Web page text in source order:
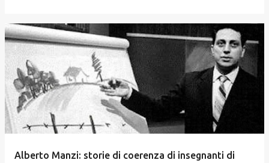
Alberto Manzi: storie di coerenza di insegnanti di